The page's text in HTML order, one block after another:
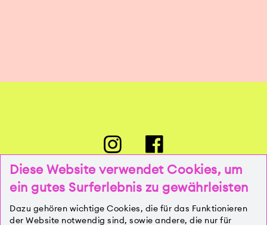
PRESSE
Diese Website verwendet Cookies, um
ein gutes Surferlebnis zu gewährleisten
Dazu gehören wichtige Cookies, die für das Funktionieren
der Website notwendig sind, sowie andere, die nur für